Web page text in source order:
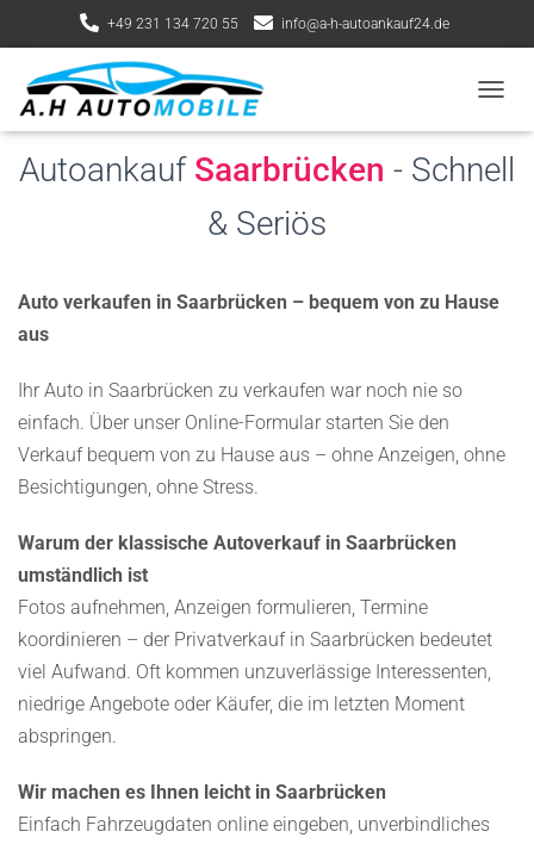
+49 231 134 720 55 info@a-h-autoankauf24.de
Lindnerstraße 13, 44339 Dortmund
Autoankauf Saarbrücken - Schnell
& Seriös
Auto verkaufen in Saarbrücken – bequem von zu Hause
aus
Ihr Auto in Saarbrücken zu verkaufen war noch nie so
einfach. Über unser Online-Formular starten Sie den
Verkauf bequem von zu Hause aus – ohne Anzeigen, ohne
Besichtigungen, ohne Stress.
Warum der klassische Autoverkauf in Saarbrücken
umständlich ist
Fotos aufnehmen, Anzeigen formulieren, Termine
koordinieren – der Privatverkauf in Saarbrücken bedeutet
viel Aufwand. Oft kommen unzuverlässige Interessenten,
niedrige Angebote oder Käufer, die im letzten Moment
abspringen.
Wir machen es Ihnen leicht in Saarbrücken
Einfach Fahrzeugdaten online eingeben, unverbindliches